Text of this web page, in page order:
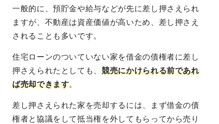
一般的に、預貯金や給与などが先に差し押さえられ
ますが、不動産は資産価値が高いため、差し押さえ
されることも多いです。
住宅ローンのついていない家を借金の債権者に差し
押さえられたとしても、競売にかけられる前であれ
ば売却できます。
差し押さえられた家を売却するには、まず借金の債
権者と協議をして抵当権を外してもらってから売り